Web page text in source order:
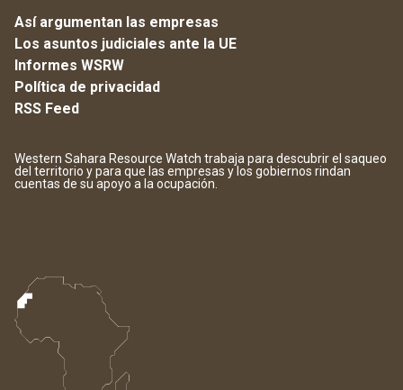
Así argumentan las empresas
Los asuntos judiciales ante la UE
Informes WSRW
Política de privacidad
RSS Feed
Western Sahara Resource Watch trabaja para descubrir el saqueo
del territorio y para que las empresas y los gobiernos rindan
cuentas de su apoyo a la ocupación.